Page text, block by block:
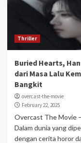
Thriller
Buried Hearts,
dari Masa Lalu
Bangkit
overcast-the-movie
February 22, 2025
Overcast The Movie –
Dalam dunia yang
dengan cerita horor